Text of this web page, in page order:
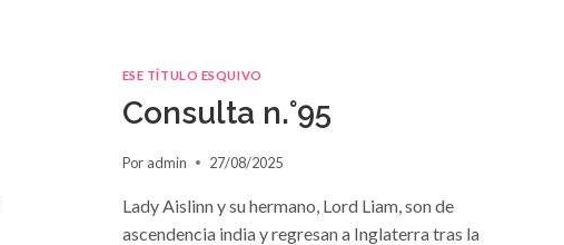
SARA
ESE TÍTULO ESQUIVO
Consulta n.°95
Por admin 27/08/2025
Lady Aislinn y su hermano, Lord Liam, son de
ascendencia india y regresan a Inglaterra tras la